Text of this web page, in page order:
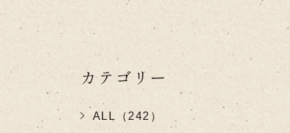
カテゴリー
ALL（242）